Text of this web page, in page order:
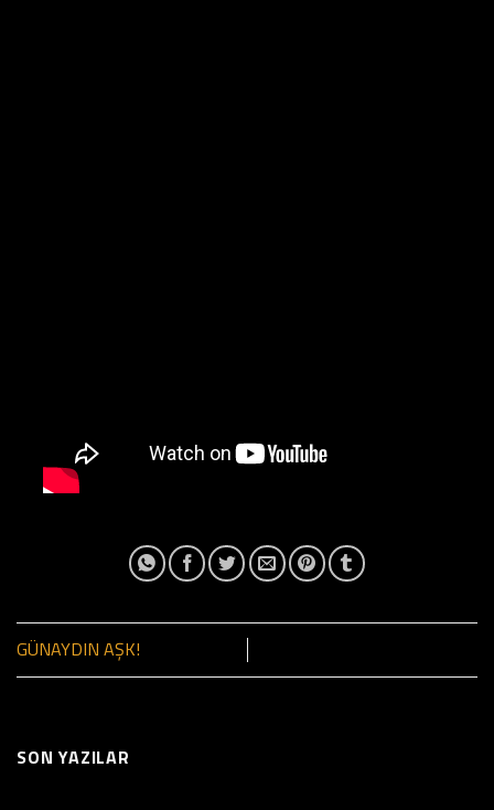
GÜNAYDIN AŞK!
SON YAZILAR